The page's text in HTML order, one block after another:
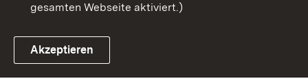
Link zum Landesportal
gesamten Webseite aktiviert.)
Akzeptieren